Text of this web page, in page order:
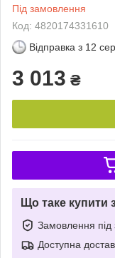
Під замовлення
Код: 4820174331610
Відправка з 12
3 013 ₴
Що таке купити
Замовлення під
Доступна